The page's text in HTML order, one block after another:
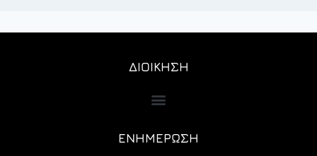
ΔΙΟΙΚΗΣΗ
ΕΝΗΜΕΡΩΣΗ